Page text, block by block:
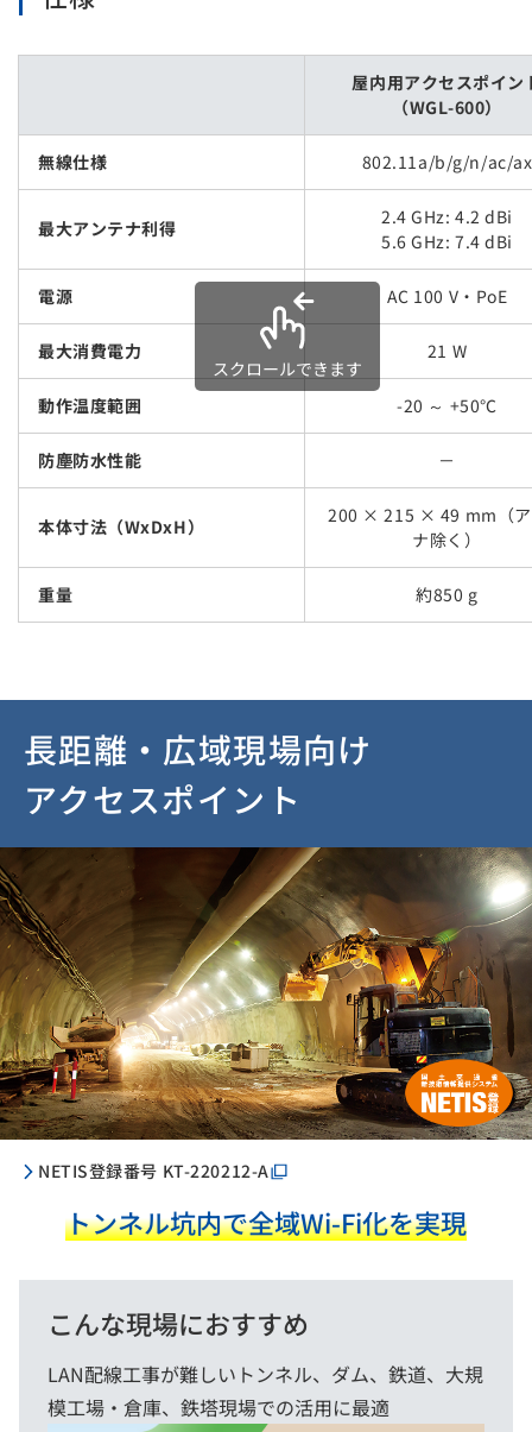
屋内用アクセスポイン
（WGL-600）
無線仕様 802.11a/b/g/n/ac/ax
最大アンテナ利得
2.4 GHz: 4.2 dBi
5.6 GHz: 7.4 dBi
電源 AC 100 V・PoE
最大消費電力 21 W
動作温度範囲 -20 ～ +50℃
防塵防水性能 －
本体寸法（WxDxH）
200 × 215 × 49 mm（
ナ除く）
重量 約850 g
スクロールできます
長距離・広域現場向け
アクセスポイント
NETIS登録番号 KT-220212-A
トンネル坑内で全域Wi-Fi化を実現
こんな現場におすすめ
LAN配線工事が難しいトンネル、ダム、鉄道、大規
模工場・倉庫、鉄塔現場での活用に最適